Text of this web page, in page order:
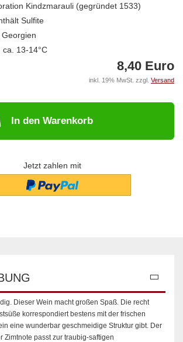
Kindzmarauli (gegründet 1533)
Sulfite
ca. 13-14°C
8,40 Euro
inkl. 19% MwSt. zzgl. Versand
In den Warenkorb
Jetzt zahlen mit
Dieser Wein macht großen Spaß. Die recht
korrespondiert bestens mit der frischen
eine wunderbar geschmeidige Struktur gibt. Der
Zimtnote passt zur traubig-saftigen